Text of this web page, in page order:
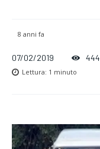
8 anni fa
07/02/2019 444
Lettura: 1 minuto